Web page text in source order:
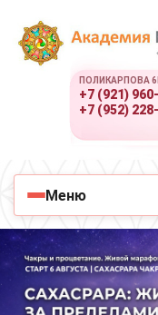
ПОЛИКАРПОВА
+7 (921)
+7 (952)
Меню